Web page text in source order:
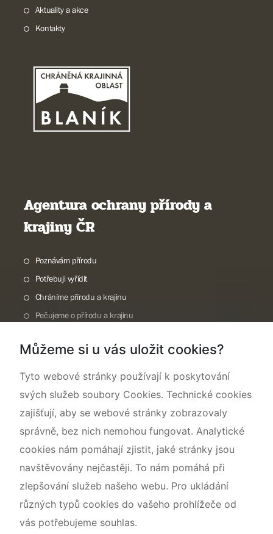
Aktuality a akce
Kontakty
Agentura ochrany přírody a
krajiny ČR
Poznávám přírodu
Potřebuji vyřídit
Chráníme přírodu a krajinu
Pečujeme o přírodu a krajinu
O nás
Můžeme si u vás uložit cookies?
Tyto webové stránky používají k poskytování
svých služeb soubory Cookies. Technické cookies
zajišťují, aby se webové stránky zobrazovaly
správně, bez nich nemohou fungovat. Analytické
cookies nám pomáhají zjistit, jaké stránky jsou
navštěvovány nejčastěji. To nám pomáhá při
zlepšování služeb našeho webu. Pro ukládání
různých typů cookies do vašeho prohlížeče od
vás potřebujeme souhlas.